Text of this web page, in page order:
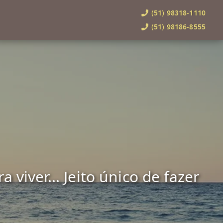
(51) 98318-1110
(51) 98186-8555
viver... Jeito único de fazer